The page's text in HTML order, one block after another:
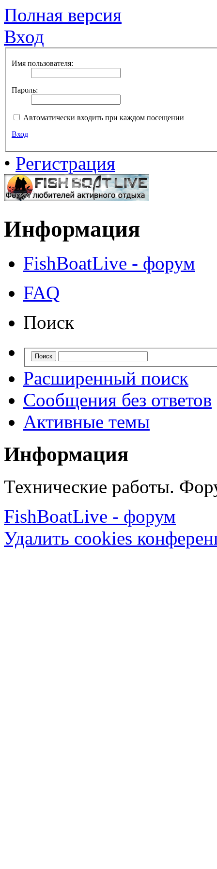
Полная версия
Вход
Имя пользователя:
Пароль:
Автоматически входить при каждом посещении
Вход
• Регистрация
Информация
FishBoatLive - форум
FAQ
Поиск
Расширенный поиск
Сообщения без ответов
Активные темы
Информация
Технические работы.
FishBoatLive - форум
Удалить cookies